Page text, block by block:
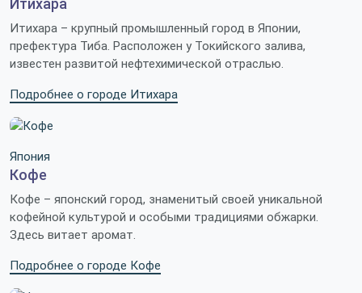
Итихара
Итихара – крупный промышленный город в Японии,
префектура Тиба. Расположен у Токийского залива,
известен развитой нефтехимической отраслью.
Подробнее о городе Итихара
Япония
Кофе
Кофе – японский город, знаменитый своей уникальной
кофейной культурой и особыми традициями обжарки.
Здесь витает аромат.
Подробнее о городе Кофе